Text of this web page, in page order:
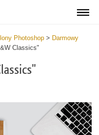
Photoshop > Darmowy
Classics"